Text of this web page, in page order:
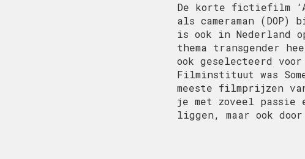
De korte fictiefilm
als cameraman
is ook in Nederland
thema transgender
ook geselecteerd
Filminstituut was
meeste filmprijzen
je met zoveel
liggen, maar ook door